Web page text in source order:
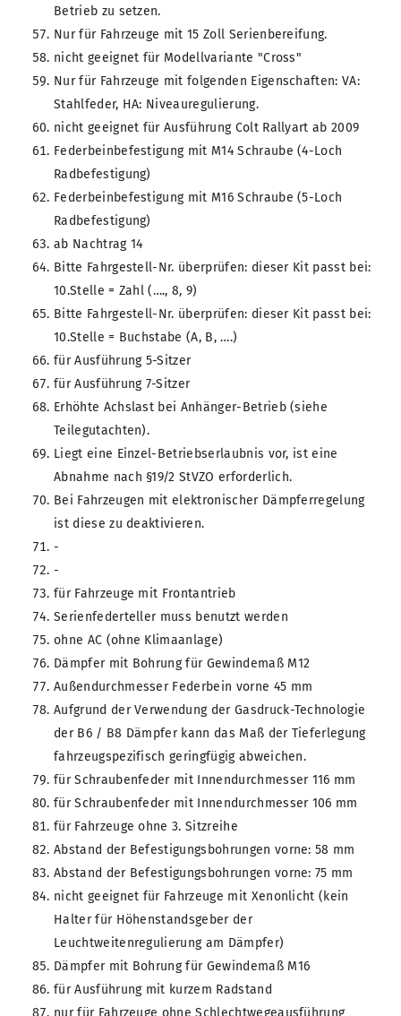
Betrieb zu setzen.
Nur für Fahrzeuge mit 15 Zoll Serienbereifung.
nicht geeignet für Modellvariante "Cross"
Nur für Fahrzeuge mit folgenden Eigenschaften: VA:
Stahlfeder, HA: Niveauregulierung.
nicht geeignet für Ausführung Colt Rallyart ab 2009
Federbeinbefestigung mit M14 Schraube (4-Loch
Radbefestigung)
Federbeinbefestigung mit M16 Schraube (5-Loch
Radbefestigung)
ab Nachtrag 14
Bitte Fahrgestell-Nr. überprüfen: dieser Kit passt bei:
10.Stelle = Zahl (…., 8, 9)
Bitte Fahrgestell-Nr. überprüfen: dieser Kit passt bei:
10.Stelle = Buchstabe (A, B, ….)
für Ausführung 5-Sitzer
für Ausführung 7-Sitzer
Erhöhte Achslast bei Anhänger-Betrieb (siehe
Teilegutachten).
Liegt eine Einzel-Betriebserlaubnis vor, ist eine
Abnahme nach §19/2 StVZO erforderlich.
Bei Fahrzeugen mit elektronischer Dämpferregelung
ist diese zu deaktivieren.
-
-
für Fahrzeuge mit Frontantrieb
Serienfederteller muss benutzt werden
ohne AC (ohne Klimaanlage)
Dämpfer mit Bohrung für Gewindemaß M12
Außendurchmesser Federbein vorne 45 mm
Aufgrund der Verwendung der Gasdruck-Technologie
der B6 / B8 Dämpfer kann das Maß der Tieferlegung
fahrzeugspezifisch geringfügig abweichen.
für Schraubenfeder mit Innendurchmesser 116 mm
für Schraubenfeder mit Innendurchmesser 106 mm
für Fahrzeuge ohne 3. Sitzreihe
Abstand der Befestigungsbohrungen vorne: 58 mm
Abstand der Befestigungsbohrungen vorne: 75 mm
nicht geeignet für Fahrzeuge mit Xenonlicht (kein
Halter für Höhenstandsgeber der
Leuchtweitenregulierung am Dämpfer)
Dämpfer mit Bohrung für Gewindemaß M16
für Ausführung mit kurzem Radstand